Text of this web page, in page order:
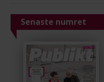
Senaste numret